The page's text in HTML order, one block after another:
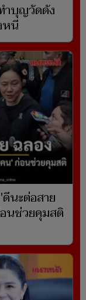
ำบุญวัดดัง
หนี
นะต่อสาย
นช่วยคุมสติ